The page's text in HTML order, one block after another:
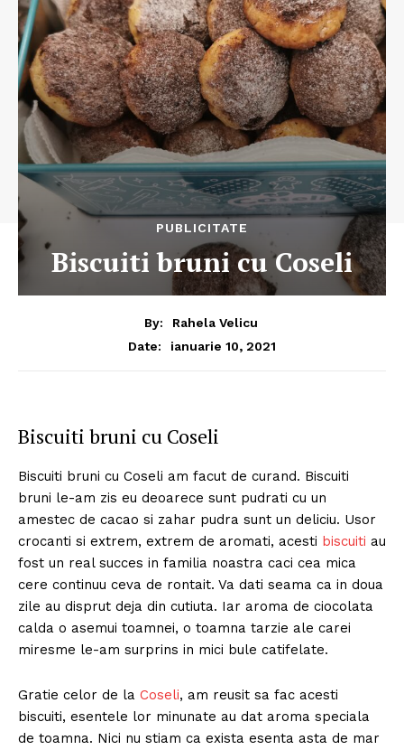
PUBLICITATE
Biscuiti bruni cu Coseli
By:
Rahela Velicu
Date:
ianuarie 10, 2021
Biscuiti bruni cu Coseli
Biscuiti bruni cu Coseli am facut de curand. Biscuiti
bruni le-am zis eu deoarece sunt pudrati cu un
amestec de cacao si zahar pudra sunt un deliciu. Usor
crocanti si extrem, extrem de aromati, acesti biscuiti au
fost un real succes in familia noastra caci cea mica
cere continuu ceva de rontait. Va dati seama ca in doua
zile au disprut deja din cutiuta. Iar aroma de ciocolata
calda o asemui toamnei, o toamna tarzie ale carei
miresme le-am surprins in mici bule catifelate.
Gratie celor de la Coseli, am reusit sa fac acesti
biscuiti, esentele lor minunate au dat aroma speciala
de toamna. Nici nu stiam ca exista esenta asta de mar